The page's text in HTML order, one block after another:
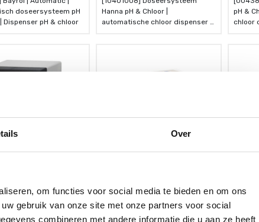
Over
om functies voor social media te bieden en om ons
gebruik van onze site met onze partners voor social
combineren met andere informatie die u aan ze heeft
doseersysteem pH
Dispenser pH & chloor
Hanna pH & Chloor |
automatische chloor dispenser -
pH &
chloor
Flockmatic vario
| Automatisch
Kalibratie- en
onderhoudsvloeistoffenkit
voor